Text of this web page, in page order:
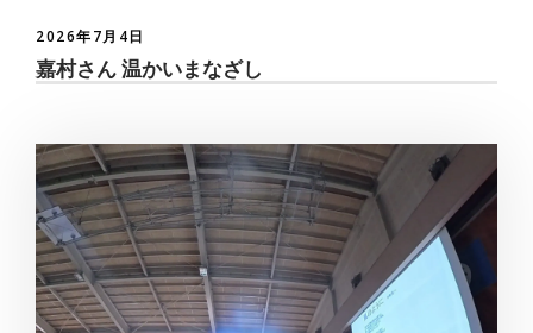
2026年7月4日
嘉村さん 温かいまなざし